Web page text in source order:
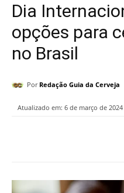
Dia
opções para
no Brasil
Por Redação Guia da Cerveja
Atualizado em: 6 de março de 2024